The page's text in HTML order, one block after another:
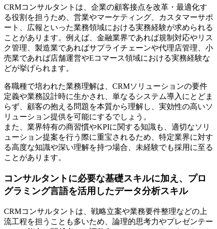
CRMコンサルタントは、企業の顧客接点を改革・最適化す
る役割を担うため、営業やマーケティング、カスタマーサポ
ート、広報といった業務領域における実務経験が求められる
ことがあります。例えば、金融業界であれば規制対応やリス
ク管理、製造業であればサプライチェーンや代理店管理、小
売業であれば店舗運営やEコマース領域における実務経験な
どが挙げられます。
各職種で培われた業務理解は、CRMソリューションの要件
定義や業務設計時に生かされ、単なるシステム導入にとどま
らず、顧客の抱える問題を本質から理解し、実効性の高いソ
リューション提供を可能にするでしょう。
また、業界特有の商習慣やKPIに関する知識も、適切なソリ
ューション提案を行う際に重宝されるため、特定業界に対す
る高度な知識や深い理解を持つ場合、未経験でも採用に至る
ことがあります。
コンサルタントに必要な基礎スキルに加え、プロ
グラミング言語を活用したデータ分析スキル
CRMコンサルタントは、戦略立案や業務要件整理などの上
流工程を担うことも多いため、論理的思考力やプレゼンテー